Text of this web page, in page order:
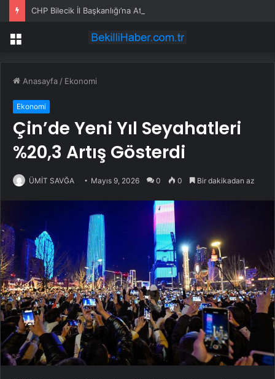
Menü
Anasayfa / Ekonomi
Ekonomi
Çin’de Yeni Yıl Seyahatleri
%20,3 Artış Gösterdi
ÜMİT SAVĞA Mayıs 9, 2026 0 0 Bir dakikadan az